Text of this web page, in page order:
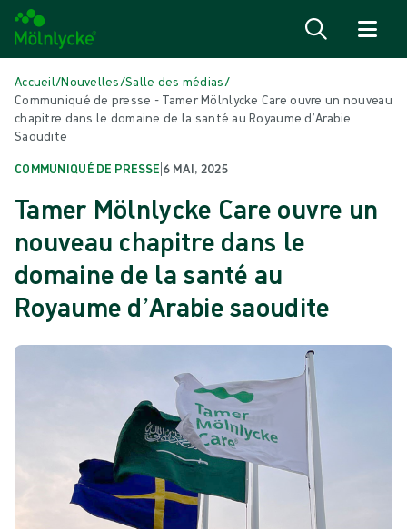
Accueil/Nouvelles/Salle des médias/
Communiqué de presse - Tamer Mölnlycke Care ouvre un nouveau
chapitre dans le domaine de la santé au Royaume d’Arabie
Saoudite
COMMUNIQUÉ DE PRESSE 6 MAI, 2025
Tamer Mölnlycke Care ouvre un
nouveau chapitre dans le
domaine de la santé au
Royaume d’Arabie saoudite